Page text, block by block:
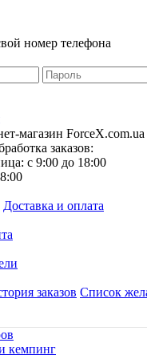
номер телефона
магазин ForceX.com.ua
заказов:
с 9:00 до 18:00
Доставка и оплата
заказов Список
кемпинг